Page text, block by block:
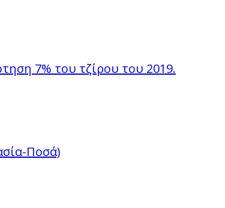
7% του τζίρου του 2019.
Ποσά)